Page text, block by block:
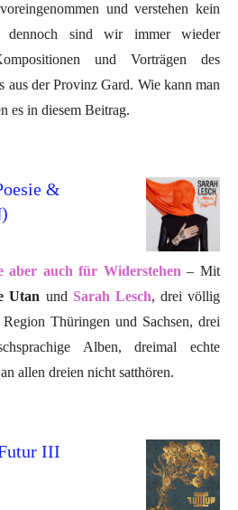
und verstehen kein
dennoch sind wir immer wieder
und Vorträgen des
aus der Provinz Gard. Wie kann man
es in diesem Beitrag.
&
aber auch für Widerstehen – Mit
Utan und Sarah Lesch, drei völlig
Thüringen und Sachsen, drei
Alben, dreimal echte
allen dreien nicht satthören.
III